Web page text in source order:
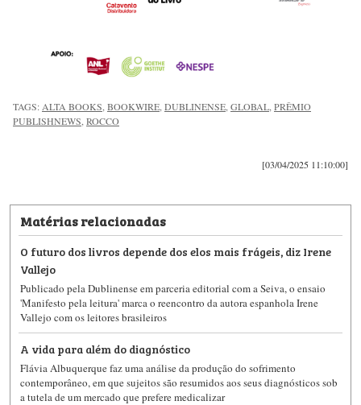
TAGS: ALTA BOOKS BOOKWIRE DUBLINENSE GLOBAL PRÊMIO
PUBLISHNEWS ROCCO
[03/04/2025 11:10:00]
Matérias relacionadas
O futuro dos livros depende dos elos mais frágeis, diz Irene
Vallejo
Publicado pela Dublinense​ em parceria editorial com a Seiva​, o ensaio
'Manifesto pela leitura' marca o reencontro da autora espanhola Irene
Vallejo​ com os leitores brasileiros
A vida para além do diagnóstico
Flávia Albuquerque faz uma análise da produção do sofrimento
contemporâneo, em que sujeitos são resumidos aos seus diagnósticos sob
a tutela de um mercado que prefere medicalizar